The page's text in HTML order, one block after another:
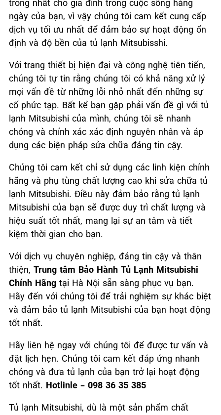
trong nhất cho gia đình trong cuộc sống hàng
ngày của bạn, vì vậy chúng tôi cam kết cung cấp
dịch vụ tối ưu nhất để đảm bảo sự hoạt động ổn
định và độ bền của tủ lạnh Mitsubisshi.
Với trang thiết bị hiện đại và công nghệ tiên tiến,
chúng tôi tự tin rằng chúng tôi có khả năng xử lý
mọi vấn đề từ những lỗi nhỏ nhất đến những sự
cố phức tạp. Bất kể bạn gặp phải vấn đề gì với tủ
lạnh Mitsubishi của mình, chúng tôi sẽ nhanh
chóng và chính xác xác định nguyên nhân và áp
dụng các biện pháp sửa chữa đáng tin cậy.
Chúng tôi cam kết chỉ sử dụng các linh kiện chính
hãng và phụ tùng chất lượng cao khi sửa chữa tủ
lạnh Mitsubishi. Điều này đảm bảo rằng tủ lạnh
Mitsubishi của bạn sẽ được duy trì chất lượng và
hiệu suất tốt nhất, mang lại sự an tâm và tiết
kiệm thời gian cho bạn.
Với dịch vụ chuyên nghiệp, đáng tin cậy và thân
thiện, Trung tâm Bảo Hành Tủ Lạnh Mitsubishi
Chính Hãng tại Hà Nội sẵn sàng phục vụ bạn.
Hãy đến với chúng tôi để trải nghiệm sự khác biệt
và đảm bảo tủ lạnh Mitsubishi của bạn hoạt động
tốt nhất.
Hãy liên hệ ngay với chúng tôi để được tư vấn và
đặt lịch hẹn. Chúng tôi cam kết đáp ứng nhanh
chóng và đưa tủ lạnh của bạn trở lại hoạt động
tốt nhất. Hotlinle – 098 36 35 385
Tủ lạnh Mitsubishi, dù là một sản phẩm chất